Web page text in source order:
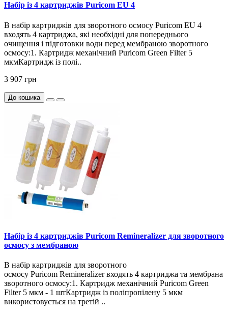
Набір із 4 картриджів Puricom EU 4
В набір картриджів для зворотного осмосу Puricom EU 4
входять 4 картриджа, які необхідні для попереднього
очищення і підготовки води перед мембраною зворотного
осмосу:1. Картридж механічний Puricom Green Filter 5
мкмКартридж із полі..
3 907 грн
До кошика
Набір із 4 картриджів Puricom Remineralizer для зворотного
осмосу з мембраною
В набір картриджів для зворотного
осмосу Puricom Remineralizer входять 4 картриджа та мембрана
зворотного осмосу:1. Картридж механічний Puricom Green
Filter 5 мкм - 1 штКартридж із поліпропілену 5 мкм
використовується на третій ..